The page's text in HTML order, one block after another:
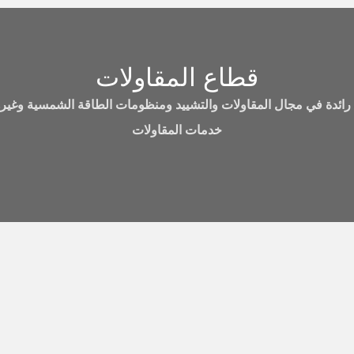
قطاع المقاولات
في مجال المقاولات والتشييد ومنظومات الطاقة الشمسية
خدمات المقاولات